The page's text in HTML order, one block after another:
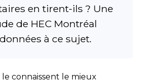
en tirent-ils ? Une
de HEC Montréal
à ce sujet.
le connaissent le mieux